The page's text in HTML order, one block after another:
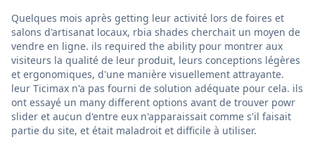
Quelques mois après getting leur activité lors de foires et
salons d'artisanat locaux, rbia shades cherchait un moyen de
vendre en ligne. ils required the ability pour montrer aux
visiteurs la qualité de leur produit, leurs conceptions légères
et ergonomiques, d'une manière visuellement attrayante.
leur Ticimax n'a pas fourni de solution adéquate pour cela. ils
ont essayé un many different options avant de trouver powr
slider et aucun d'entre eux n'apparaissait comme s'il faisait
partie du site, et était maladroit et difficile à utiliser.